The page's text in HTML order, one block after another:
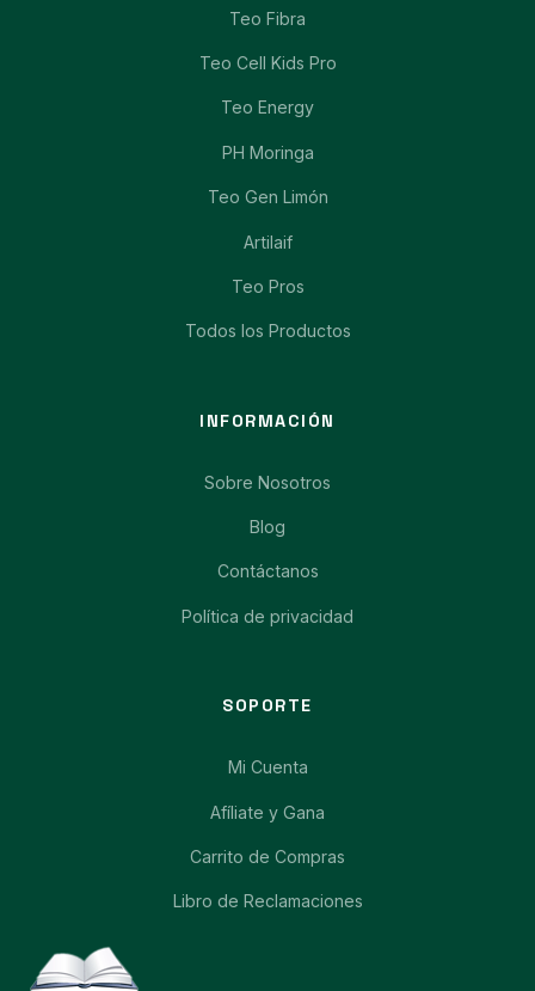
Teo Fibra
Teo Cell Kids Pro
Teo Energy
PH Moringa
Teo Gen Limón
Artilaif
Teo Pros
Todos los Productos
INFORMACIÓN
Sobre Nosotros
Blog
Contáctanos
Política de privacidad
SOPORTE
Mi Cuenta
Afíliate y Gana
Carrito de Compras
Libro de Reclamaciones